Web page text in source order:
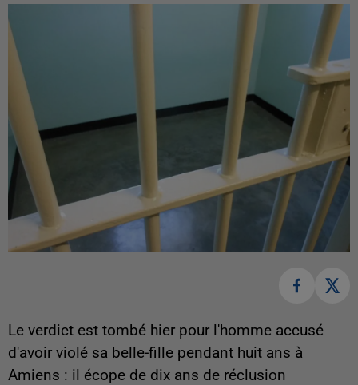
Le verdict est tombé hier pour l'homme accusé
d'avoir violé sa belle-fille pendant huit ans à
Amiens : il écope de dix ans de réclusion